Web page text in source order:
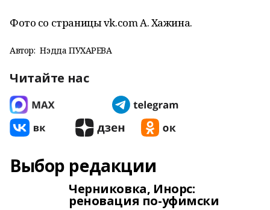
Фото со страницы vk.com А. Хажина.
Автор: Нэдда ПУХАРЕВА
Читайте нас
Выбор редакции
Черниковка, Инорс:
реновация по-уфимски